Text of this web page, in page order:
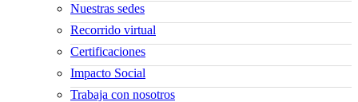
Nuestras sedes
Recorrido virtual
Certificaciones
Impacto Social
Trabaja con nosotros